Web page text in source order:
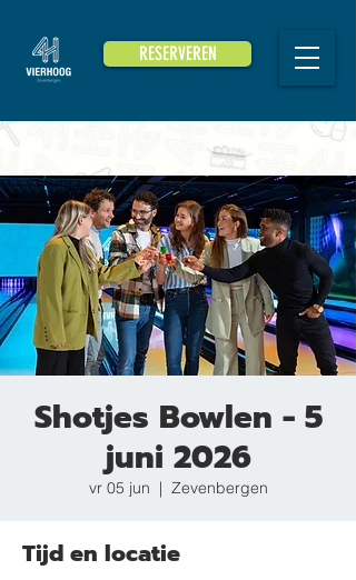
RESERVEREN
Shotjes Bowlen - 5
juni 2026
vr 05 jun
  |
Zevenbergen
Tijd en locatie